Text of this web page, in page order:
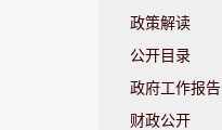
政策解读
公开目录
政府工作报告
财政公开